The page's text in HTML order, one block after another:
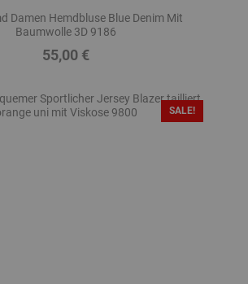
Damen Hemdbluse Blue Denim Mit
Baumwolle 3D 9186
Preis
55,00 €
SALE!